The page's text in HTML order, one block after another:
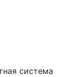
система